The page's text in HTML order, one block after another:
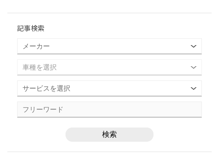
記事検索